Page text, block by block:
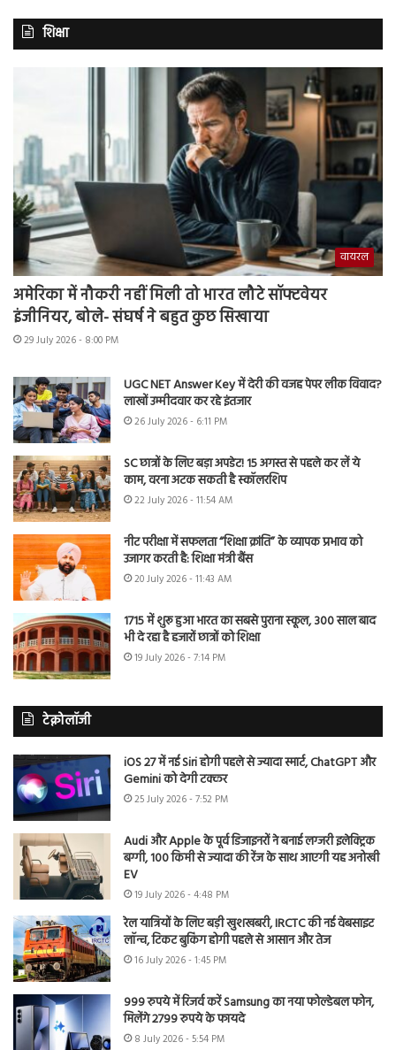
शिक्षा
वायरल
अमेरिका में नौकरी नहीं मिली तो भारत लौटे सॉफ्टवेयर
इंजीनियर, बोले- संघर्ष ने बहुत कुछ सिखाया
29 July 2026 - 8:00 PM
UGC NET Answer Key में देरी की वजह पेपर लीक विवाद?
लाखों उम्मीदवार कर रहे इंतजार
26 July 2026 - 6:11 PM
SC छात्रों के लिए बड़ा अपडेट! 15 अगस्त से पहले कर लें ये
काम, वरना अटक सकती है स्कॉलरशिप
22 July 2026 - 11:54 AM
नीट परीक्षा में सफलता “शिक्षा क्रांति” के व्यापक प्रभाव को
उजागर करती है: शिक्षा मंत्री बैंस
20 July 2026 - 11:43 AM
1715 में शुरू हुआ भारत का सबसे पुराना स्कूल, 300 साल बाद
भी दे रहा है हजारों छात्रों को शिक्षा
19 July 2026 - 7:14 PM
टेक्नोलॉजी
iOS 27 में नई Siri होगी पहले से ज्यादा स्मार्ट, ChatGPT और
Gemini को देगी टक्कर
25 July 2026 - 7:52 PM
Audi और Apple के पूर्व डिजाइनरों ने बनाई लग्जरी इलेक्ट्रिक
बग्गी, 100 किमी से ज्यादा की रेंज के साथ आएगी यह अनोखी
EV
19 July 2026 - 4:48 PM
रेल यात्रियों के लिए बड़ी खुशखबरी, IRCTC की नई वेबसाइट
लॉन्च, टिकट बुकिंग होगी पहले से आसान और तेज
16 July 2026 - 1:45 PM
999 रुपये में रिजर्व करें Samsung का नया फोल्डेबल फोन,
मिलेंगे 2799 रुपये के फायदे
8 July 2026 - 5:54 PM